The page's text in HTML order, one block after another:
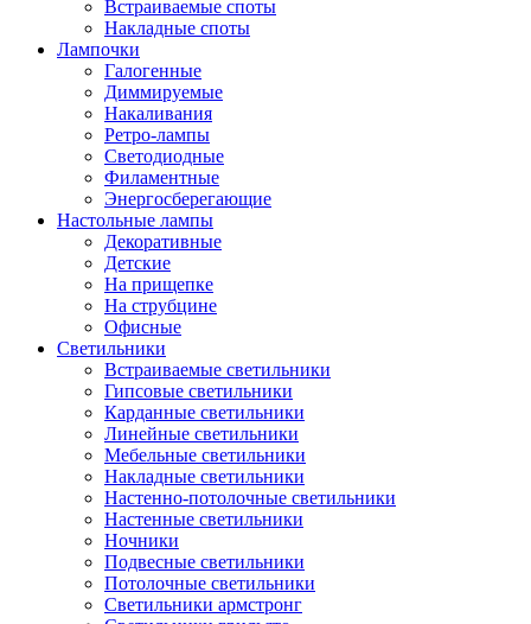
Встраиваемые споты
Накладные споты
Лампочки
Галогенные
Диммируемые
Накаливания
Ретро-лампы
Светодиодные
Филаментные
Энергосберегающие
Настольные лампы
Декоративные
Детские
На прищепке
На струбцине
Офисные
Светильники
Встраиваемые светильники
Гипсовые светильники
Карданные светильники
Линейные светильники
Мебельные светильники
Накладные светильники
Настенно-потолочные светильники
Настенные светильники
Ночники
Подвесные светильники
Потолочные светильники
Светильники армстронг